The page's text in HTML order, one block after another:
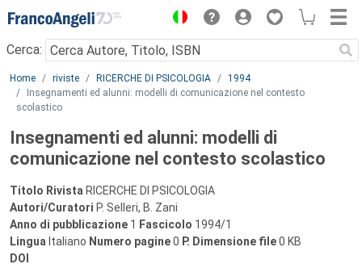
Menu
Cerca:
Main content
Home riviste RICERCHE DI PSICOLOGIA
1994
Insegnamenti ed alunni: modelli di comunicazione nel contesto
scolastico
Insegnamenti ed alunni: modelli di
comunicazione nel contesto scolastico
Titolo Rivista RICERCHE DI PSICOLOGIA
Autori/Curatori P. Selleri, B. Zani
Anno di pubblicazione 1 Fascicolo 1994/1
Lingua Italiano Numero pagine0 P. Dimensione file0 KB
DOI